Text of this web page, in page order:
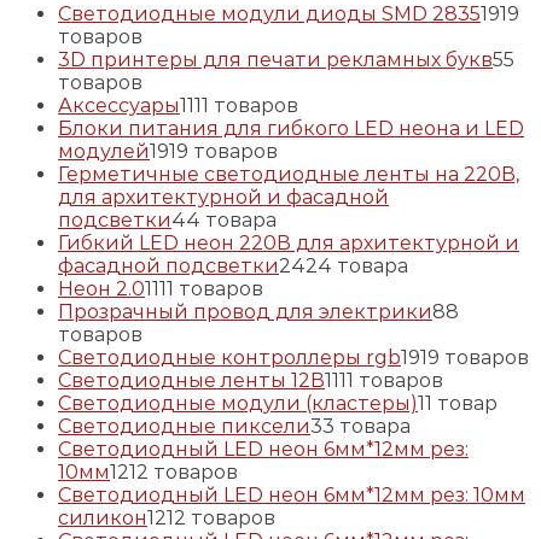
Светодиодные модули диоды SMD 28351919
товаров
3D принтеры для печати рекламных букв55
товаров
Аксессуары1111 товаров
Блоки питания для гибкого LED неона и LED
модулей1919 товаров
Герметичные светодиодные ленты на 220В,
для архитектурной и фасадной
подсветки44 товара
Гибкий LED неон 220В для архитектурной и
фасадной подсветки2424 товара
Неон 2.01111 товаров
Прозрачный провод для электрики88
товаров
Светодиодные контроллеры rgb1919 товаров
Светодиодные ленты 12В1111 товаров
Светодиодные модули (кластеры)11 товар
Светодиодные пиксели33 товара
Светодиодный LED неон 6мм*12мм рез:
10мм1212 товаров
Светодиодный LED неон 6мм*12мм рез: 10мм
силикон1212 товаров